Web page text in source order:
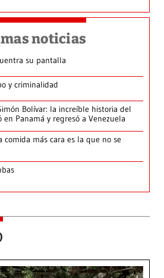
noticias
su pantalla​
y criminalidad
Bolívar: la increíble historia del
Panamá y regresó a Venezuela
comida más cara es la que no se